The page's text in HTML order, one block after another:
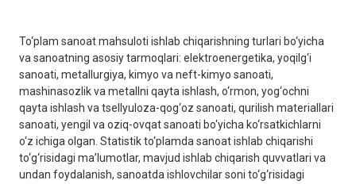
To‘plam sanoat mahsuloti ishlab chiqarishning turlari bo‘yicha
va sanoatning asosiy tarmoqlari: elektroenergetika, yoqilg‘i
sanoati, metallurgiya, kimyo va neft-kimyo sanoati,
mashinasozlik va metallni qayta ishlash, o‘rmon, yog‘ochni
qayta ishlash va tsellyuloza-qog‘oz sanoati, qurilish materiallari
sanoati, yengil va oziq-ovqat sanoati bo‘yicha ko‘rsatkichlarni
o‘z ichiga olgan. Statistik to‘plamda sanoat ishlab chiqarishi
to‘g‘risidagi ma’lumotlar, mavjud ishlab chiqarish quvvatlari va
undan foydalanish, sanoatda ishlovchilar soni to‘g‘risidagi